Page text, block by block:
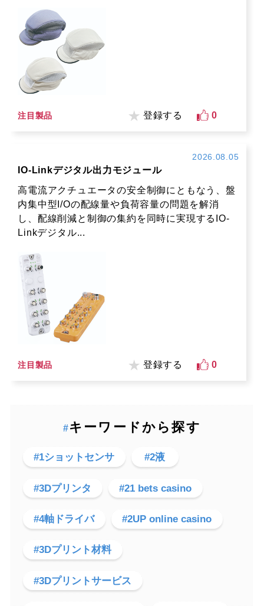
注目製品 登録する 0
2026.08.05
IO-Linkデジタル出力モジュール
高電流アクチュエータの安全制御にともなう、盤
内集中型I/Oの配線量や負荷容量の問題を解消
し、配線削減と制御の集約を同時に実現するIO-
Linkデジタル...
注目製品 登録する 0
#キーワードから探す
#1ショットセンサ #2液
#3Dプリンタ #21 bets casino
#4軸ドライバ #2UP online casino
#3Dプリント材料
#3Dプリントサービス